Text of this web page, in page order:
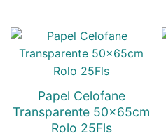
Papel Celofane
Transparente 50x65cm
Rolo 25Fls